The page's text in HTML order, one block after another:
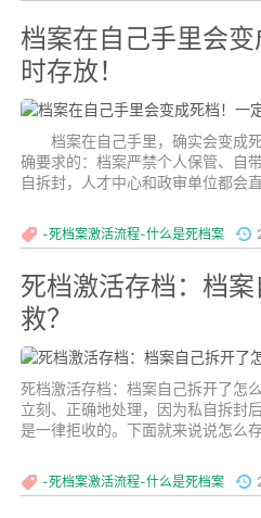
档案在自己手里会
时存放！
档案在自己手里，确实会变成死
确要求的：档案严禁个人保管、自
自拆封，人才中心和政审单位都会
情况说清楚。...
-死档案激活流程-什么是死档案
死档激活存档：档
救？
死档激活存档：档案自己拆开了怎
立刻、正确地处理，因为私自拆封
是一律拒收的。下面就来说说怎么
-死档案激活流程-什么是死档案